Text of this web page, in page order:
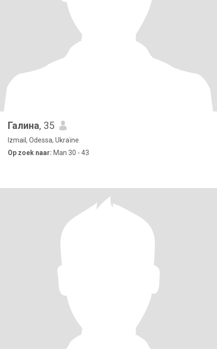
Галина, 35
Izmail, Odessa, Ukraïne
Op zoek naar: Man 30 - 43